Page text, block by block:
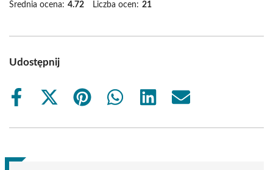
Średnia ocena: 4.72 Liczba ocen: 21
Udostępnij
Share
Share
(Twitter)
Share
Share
Share
Share